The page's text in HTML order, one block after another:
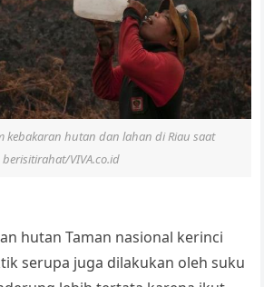
kebakaran hutan dan lahan di Riau saat
berisitirahat/VIVA.co.id
hutan Taman nasional kerinci
serupa juga dilakukan oleh suku